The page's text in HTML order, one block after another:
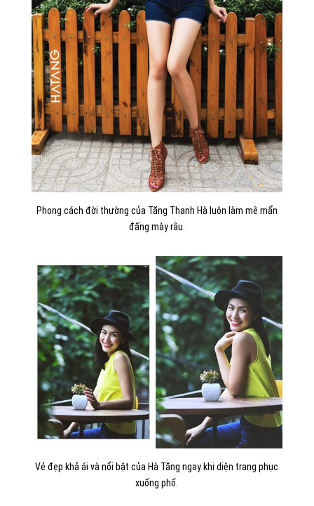
Phong cách đời thường của Tăng Thanh Hà luôn làm mê mẩn
đấng mày râu.
Vẻ đẹp khả ái và nổi bật của Hà Tăng ngay khi diện trang phục
xuống phố.